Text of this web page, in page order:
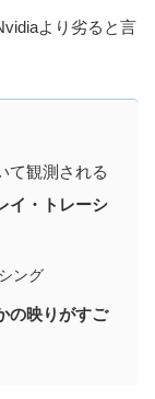
より劣ると言
て観測される
イ・トレーシ
ング
の映りがすご